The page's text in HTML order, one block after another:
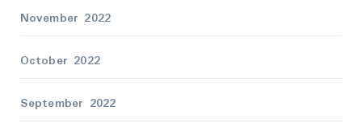
November 2022
October 2022
September 2022